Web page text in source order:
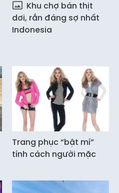
Khu chợ bán thịt
dơi, rắn đáng sợ nhất
Indonesia
Trang phục “bật mí”
tính cách người mặc